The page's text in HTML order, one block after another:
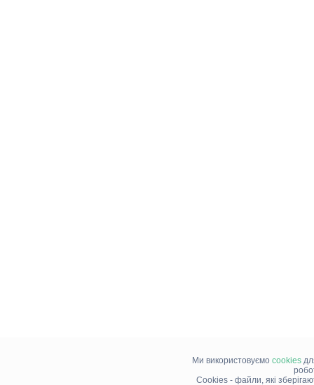
Ми використовуємо cookies
Cookies - файли, які